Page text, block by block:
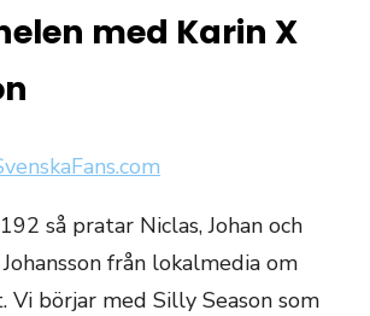
med Karin X
så pratar Niclas, Johan och
Johansson från lokalmedia om
Vi börjar med Silly Season som